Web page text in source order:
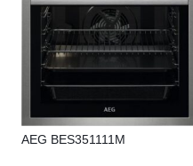
AEG BES351111M